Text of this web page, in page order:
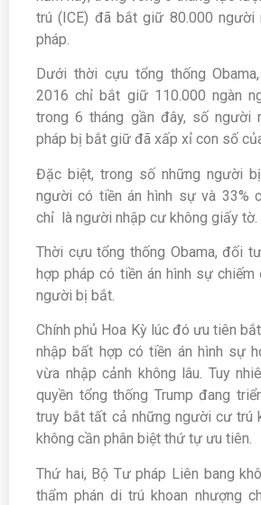
trú (ICE) đã bắt giữ 80.000 người
pháp.
Dưới thời cựu tổng thống
2016 chỉ bắt giữ 110.000 ngàn
trong 6 tháng gần đây, số người
pháp bị bắt giữ đã xấp xỉ con số
Đặc biệt, trong số những người
người có tiền án hình sự và 33%
chỉ là người nhập cư không giấy tờ.
Thời cựu tổng thống Obama, đối
hợp pháp có tiền án hình sự
người bị bắt.
Chính phủ Hoa Kỳ lúc đó ưu tiên
nhập bất hợp có tiền án hình sự
vừa nhập cảnh không lâu. Tuy
quyền tổng thống Trump đang
truy bắt tất cả những người cư trú
không cần phân biệt thứ tự ưu tiên.
Thứ hai, Bộ Tư pháp Liên bang
thẩm phán di trú khoan nhượng